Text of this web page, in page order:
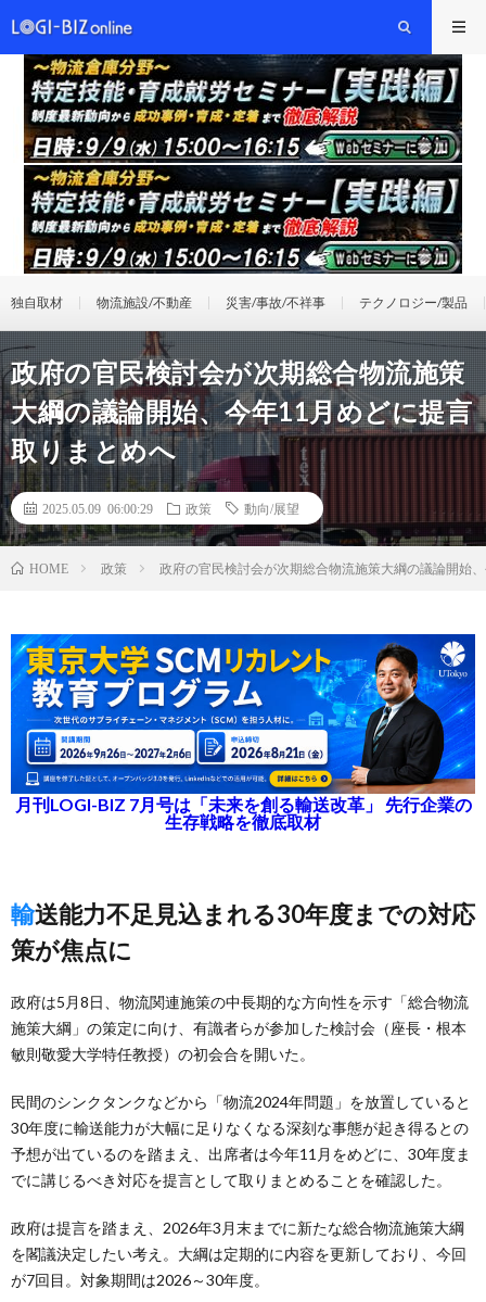
独自取材 物流施設/不動産 災害/事故/不祥事 テクノロジー/製品
政府の官民検討会が次期総合物流施策
大綱の議論開始、今年11月めどに提言
取りまとめへ
2025.05.09 06:00:29 政策 動向/展望
HOME 政策 政府の官民検討会が次期総合物流施策大綱の議論開始
月刊LOGI-BIZ 7月号は「未来を創る輸送改革」 先行企業の
生存戦略を徹底取材
輸送能力不足見込まれる30年度までの対応
策が焦点に
政府は5月8日、物流関連施策の中長期的な方向性を示す「総合物流
施策大綱」の策定に向け、有識者らが参加した検討会（座長・根本
敏則敬愛大学特任教授）の初会合を開いた。
民間のシンクタンクなどから「物流2024年問題」を放置していると
30年度に輸送能力が大幅に足りなくなる深刻な事態が起き得るとの
予想が出ているのを踏まえ、出席者は今年11月をめどに、30年度ま
でに講じるべき対応を提言として取りまとめることを確認した。
政府は提言を踏まえ、2026年3月末までに新たな総合物流施策大綱
を閣議決定したい考え。大綱は定期的に内容を更新しており、今回
が7回目。対象期間は2026～30年度。